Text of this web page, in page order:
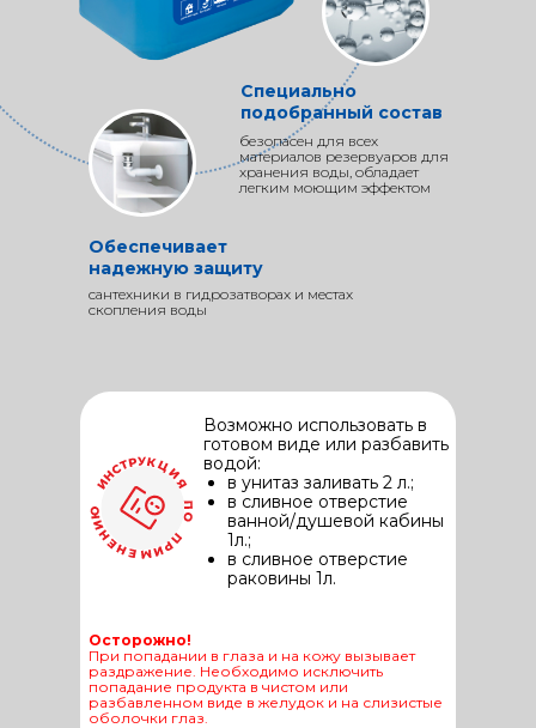
Обеспечивает
надежную защиту
сантехники в гидрозатворах и местах
скопления воды
Специально
подобранный состав
безопасен для всех
материалов резервуаров для
хранения воды, обладает
легким моющим эффектом
Возможно использовать в
готовом виде или разбавить
водой:
в унитаз заливать 2 л.;
в сливное отверстие
ванной/душевой кабины
1л.;
в сливное отверстие
раковины 1л.
Осторожно!
При попадании в глаза и на кожу вызывает
раздражение. Необходимо исключить
попадание продукта в чистом или
разбавленном виде в желудок и на слизистые
оболочки глаз.